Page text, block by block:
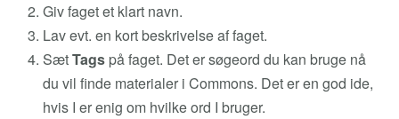
Giv faget et klart navn.
Lav evt. en kort beskrivelse af faget.
SætTags på faget. Det er søgeord du kan bruge nå
du vil finde materialer i Commons. Det er en god ide,
hvis I er enig om hvilke ord I bruger.